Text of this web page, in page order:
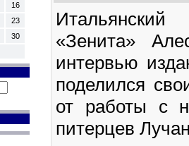
16
23
30
«Зенита»
интервью
поделился
от работы с
питерцев